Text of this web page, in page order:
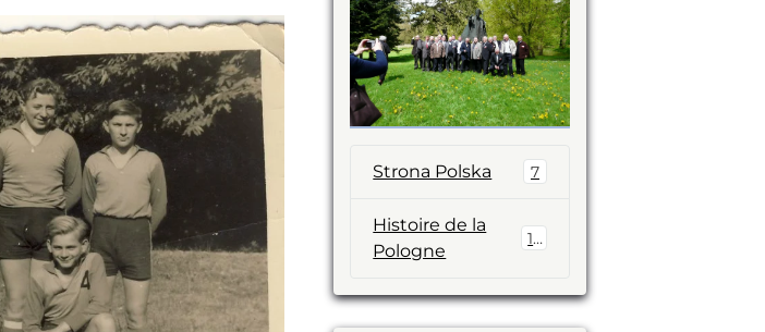
Strona Polska 7
Histoire de la
Pologne
14